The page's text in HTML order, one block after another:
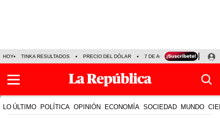
HOY TINKA RESULTADOS PRECIO DEL DÓLAR 7 DE AGOSTO OLLANTA
LO ÚLTIMO POLÍTICA OPINIÓN ECONOMÍA SOCIEDAD MUNDO